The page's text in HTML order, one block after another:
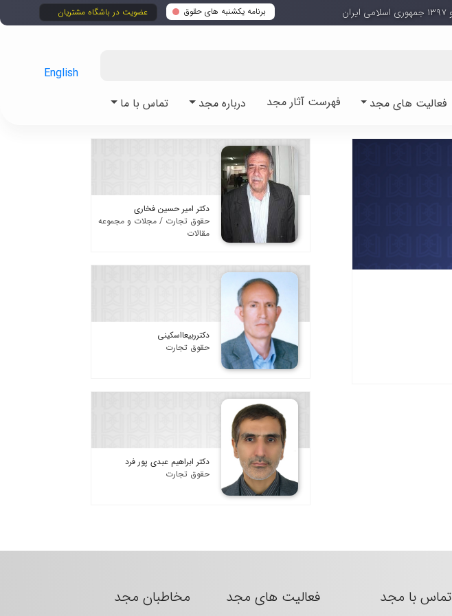
برنامه یکشنبه های حقوق عضویت در باشگاه مشتریان
فعالیت های مجد فهرست آثار مجد درباره مجد تماس با ما
English
دکتر امیر حسین فخاری
حقوق تجارت / مجلات و مجموعه
مقالات
دکترربیعااسکینی
حقوق تجارت
دکتر ابراهیم عبدی پور فرد
حقوق تجارت
تماس با مجد فعالیت های مجد مخاطبان مجد